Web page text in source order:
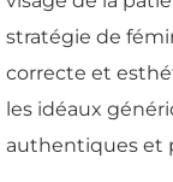
stratégie de
correcte et
les idéaux
authentiques et